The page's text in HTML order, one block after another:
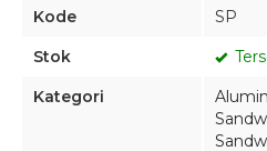
Kode
SP
Stok
Kategori